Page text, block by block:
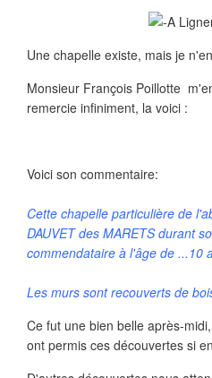
Une chapelle existe, mais je
Monsieur François Poillotte
remercie infiniment, la voici :
Voici son commentaire:
Cette chapelle particulière de
DAUVET des MARETS durant
commendataire à l'âge de ...10
Les murs sont recouverts de
Ce fut une bien belle après-
ont permis ces découvertes si